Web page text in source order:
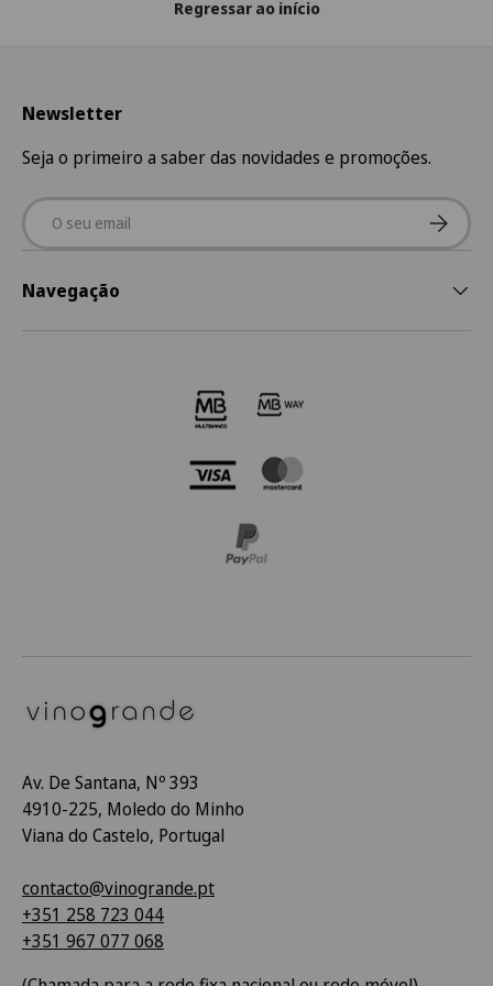
Regressar ao início
Newsletter
Seja o primeiro a saber das novidades e promoções.
Email
Navegação
Av. De Santana, Nº 393
4910-225, Moledo do Minho
Viana do Castelo, Portugal
contacto@vinogrande.pt
+351 258 723 044
+351 967 077 068